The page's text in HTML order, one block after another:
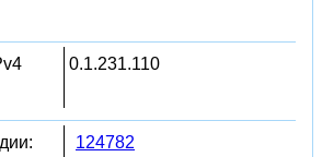
0.1.231.110
124782